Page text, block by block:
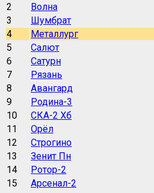
2
Волна
3
Шумбрат
4
Металлург
5
Салют
6
Сатурн
7
Рязань
8
Авангард
9
Родина-3
10
СКА-2 Хб
11
Орёл
12
Строгино
13
Зенит Пн
14
Ротор-2
15
Арсенал-2